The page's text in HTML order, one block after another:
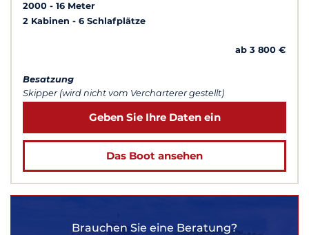
2000
16 Meter
2 Kabinen
6 Schlafplätze
ab 3 800 €
Besatzung
Skipper (wird nicht vom Vercharterer gestellt)
Geben Sie Ihre Daten ein
Das Boot ansehen
Brauchen Sie eine Beratung?